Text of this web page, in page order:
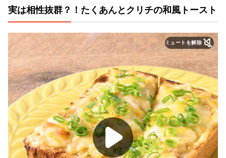
実は相性抜群？！たくあんとクリチの和風トースト
ミュートを解除